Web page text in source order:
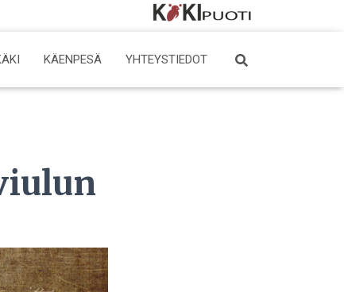
Facebook
KÄENPESÄ YHTEYSTIEDOT